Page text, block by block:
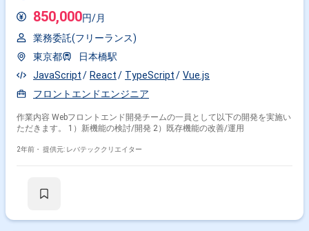
850,000円/月
業務委託(フリーランス)
東京都
日本橋駅
JavaScript
React TypeScript
Vue.js
フロントエンドエンジニア
作業内容 Webフロントエンド開発チームの一員として以下の開発を実施い
ただきます。 1）新機能の検討/開発 2）既存機能の改善/運用
2年前・ 提供元: レバテッククリエイター